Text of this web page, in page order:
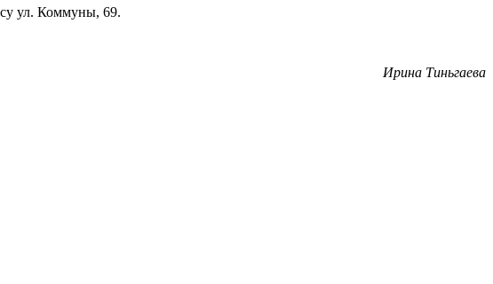
ул. Коммуны, 69.
Ирина Тиньгаева